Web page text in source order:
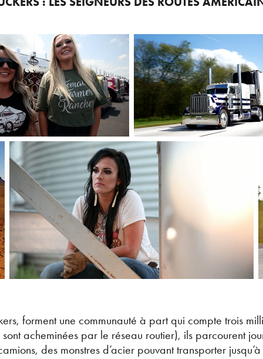
forment une communauté à part qui compte trois
acheminées par le réseau routier), ils parcourent
des monstres d’acier pouvant transporter